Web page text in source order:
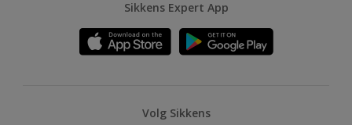
Sikkens Expert App
Volg Sikkens